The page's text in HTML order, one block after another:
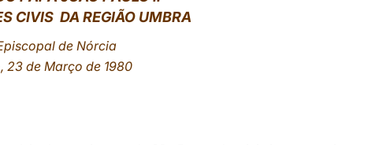
CIVIS DA REGIÃO UMBRA
de Nórcia
23 de Março de 1980